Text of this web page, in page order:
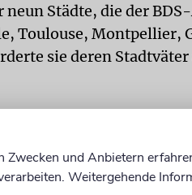
Städte, die der
Toulouse, Montpellier,
sie deren Stadtväter
vor allem konnte sie sich
berufen, das den
Zwecken und Anbietern
Weitergehende